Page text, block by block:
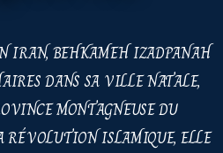
IRAN, BEHKAMEH IZADPANAH
DANS SA VILLE NATALE,
MONTAGNEUSE DU
RÉVOLUTION ISLAMIQUE, ELLE